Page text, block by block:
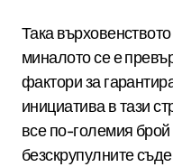
Така
миналото се е
фактори за
инициатива в тази
все по-големия
безскрупулните